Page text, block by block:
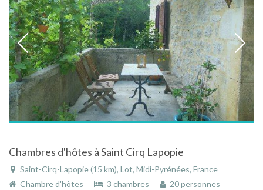
Chambres d'hôtes à Saint Cirq Lapopie
Saint-Cirq-Lapopie (15 km), Lot, Midi-Pyrénées, France
Chambre d'hôtes
3 chambres 20 personnes